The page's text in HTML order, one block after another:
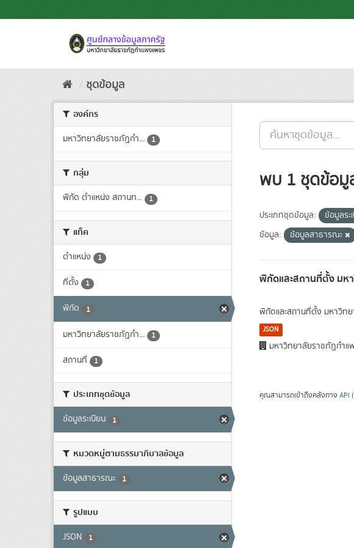
to
ชุดข้อมูล
องค์กร
มหาวิทยาลัยราชภัฏกำ... 1
กลุ่ม
พิกัด ตำแหน่ง สถานท... 1
แท็ค
ตำแหน่ง 1
ที่ตั้ง 1
พิกัด 1
มหาวิทยาลัยราชภัฏกำ... 1
สถานที่ 1
ประเภทชุดข้อมูล
ข้อมูลระเบียน 1
หมวดหมู่ตามธรรมาภิบาลข้อมูล
ข้อมูลสาธารณะ 1
รูปแบบ
JSON 1
พบ 1 ชุดข้อมู
ประเภทชุดข้อมูล: ข้อมูลระ
ข้อมูล:
ข้อมูลสาธารณะ
พิกัดและสถานที่ตั้ง มห
พิกัดและสถานที่ตั้ง มหาวิท
JSON
มหาวิทยาลัยราชภัฏกำแ
คุณสามารถเข้าถึงคลังทาง API